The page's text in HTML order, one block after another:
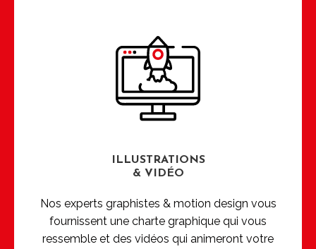
ILLUSTRATIONS
& VIDÉO
Nos experts graphistes & motion design vous
fournissent une charte graphique qui vous
ressemble et des vidéos qui animeront votre